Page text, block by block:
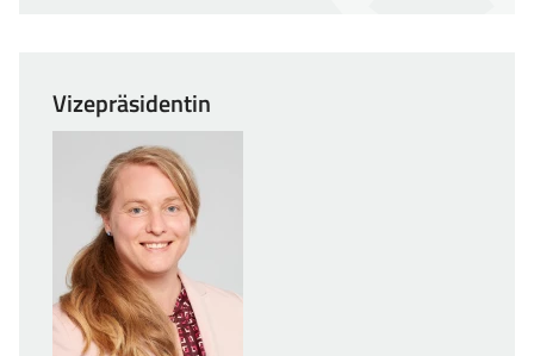
Vizepräsidentin